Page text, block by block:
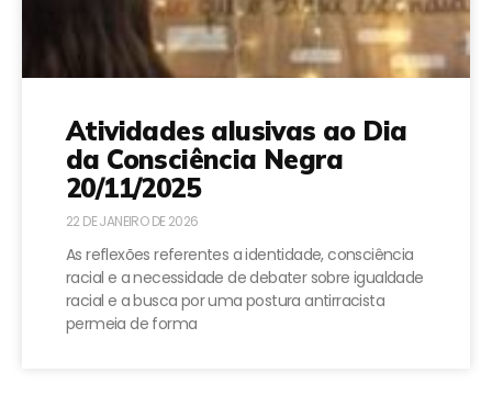
Atividades alusivas ao Dia
da Consciência Negra
20/11/2025
22 DE JANEIRO DE 2026
As reflexões referentes a identidade, consciência
racial e a necessidade de debater sobre igualdade
racial e a busca por uma postura antirracista
permeia de forma